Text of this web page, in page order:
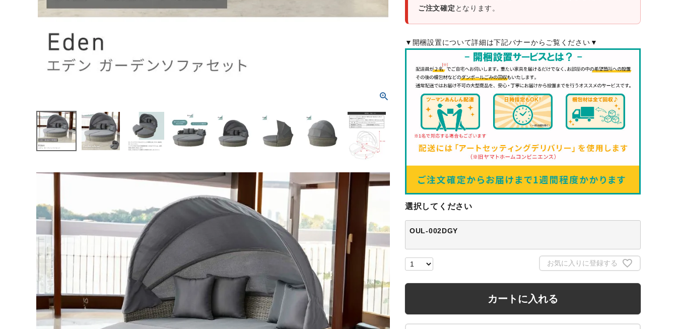
ダイニングチェア
座椅子
ベンチ
カウンターチェア
間接照明
ミラー・ドレッサー
ご利用ガイド
プライバシーポリシー
特定商取引法について
よくある質問
大口注文窓口
ご注文確定 となります。
▼開梱設置について詳細は下記バナーからご覧ください▼
選択してください
OUL-002DGY
お気に入りに登録する
カートに入れる